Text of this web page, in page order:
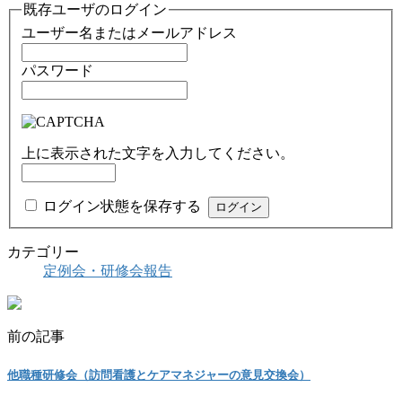
既存ユーザのログイン
ユーザー名またはメールアドレス
パスワード
上に表示された文字を入力してください。
ログイン状態を保存する
カテゴリー
定例会・研修会報告
前の記事
他職種研修会（訪問看護とケアマネジャーの意見交換会）